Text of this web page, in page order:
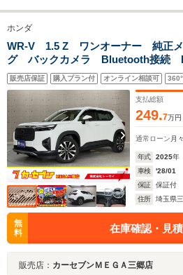
ホンダ
WR-V 1.5 Z ワンオーナー 純正
グ バックカメラ Bluetooth接続
ズコントロール LEDヘッドランプ
テム レーンキープアシスト 横滑
ルミホイール
販売店保証 購入プラン付 オンライン相談可
支払総額
249.7万円
通常ローン 月々
年式 2025年
車検
'28/01
保証
保証付
住所
埼玉県
無
料
在庫確認・見
販売店： カーセブンＭＥＧＡ三郷店